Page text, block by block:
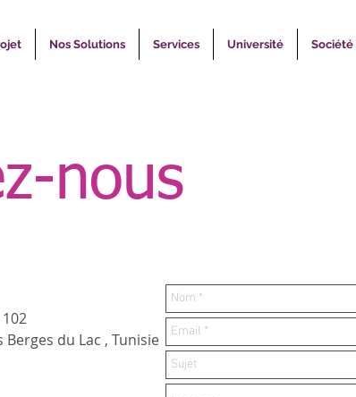
Nos Solutions Services Université Société
nous
Berges du Lac , Tunisie